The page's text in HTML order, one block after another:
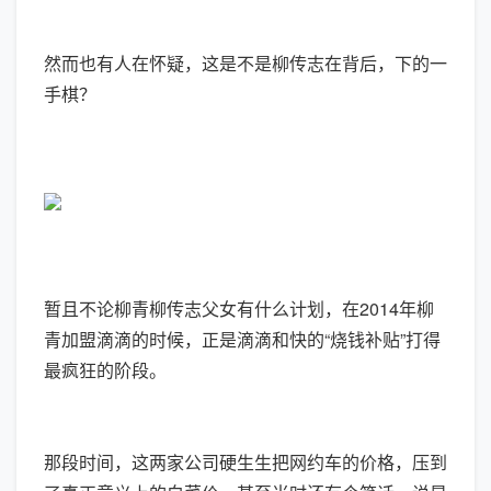
然而也有人在怀疑，这是不是柳传志在背后，下的一
手棋？
暂且不论柳青柳传志父女有什么计划，在2014年柳
青加盟滴滴的时候，正是滴滴和快的“烧钱补贴”打得
最疯狂的阶段。
那段时间，这两家公司硬生生把网约车的价格，压到